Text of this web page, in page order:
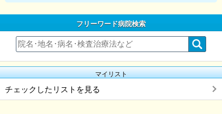
フリーワード病院検索
マイリスト
チェックしたリストを見る